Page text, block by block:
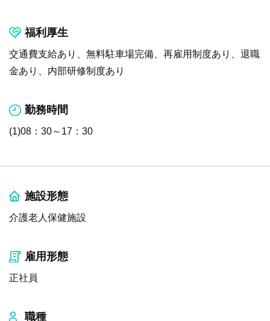
福利厚生
交通費支給あり、無料駐車場完備、再雇用制度あり、退職
金あり、内部研修制度あり
勤務時間
(1)08：30～17：30
施設形態
介護老人保健施設
雇用形態
正社員
職種